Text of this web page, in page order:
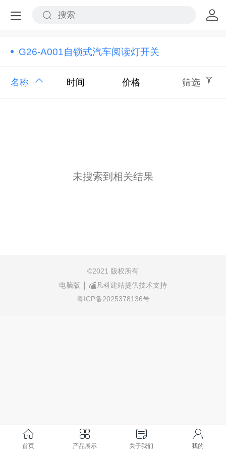
G26-A001自锁式汽车阅读灯开关
名称 时间 价格 筛选
未搜索到相关结果
©2021 版权所有
电脑版
凡科建站提供技术支持
粤ICP备2025378136号
首页 产品展示 关于我们 我的